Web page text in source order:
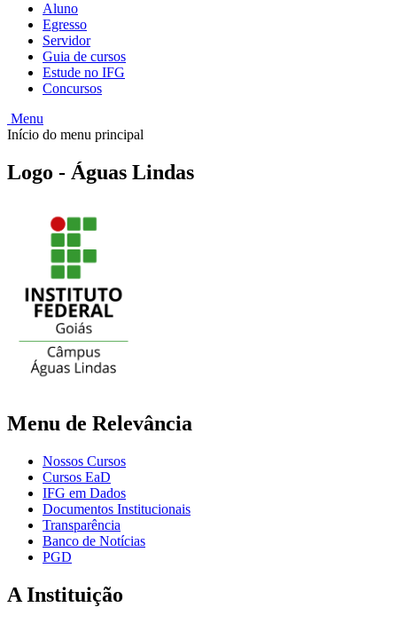
Aluno
Egresso
Servidor
Guia de cursos
Estude no IFG
Concursos
Menu
Início do menu principal
Logo - Águas Lindas
Menu de Relevância
Nossos Cursos
Cursos EaD
IFG em Dados
Documentos Institucionais
Transparência
Banco de Notícias
PGD
A Instituição